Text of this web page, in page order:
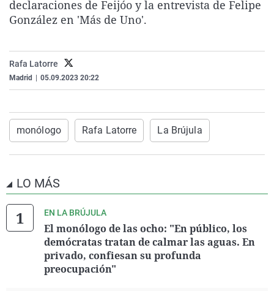
La rosa de los vientos
Como el perro y el
Caso
Equipo de
Extremadura
La Rioja
Virales
Elecciones
declaraciones de Feijóo y la entrevista de Felipe
González en 'Más de Uno'.
Rafa Latorre
Madrid 05.09.2023 20:22
monólogo Rafa Latorre La Brújula
LO MÁS
EN LA BRÚJULA
El monólogo de las ocho: "En público, los
demócratas tratan de calmar las aguas. En
privado, confiesan su profunda
preocupación"